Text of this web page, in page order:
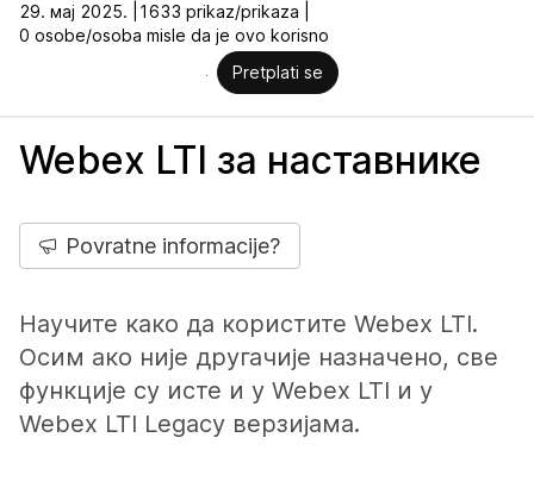
29. мај 2025. |
1633 prikaz/prikaza |
0 osobe/osoba misle da je ovo korisno
Pretplati se
Webex LTI за наставнике
Povratne informacije?
Научите како да користите Webex LTI.
Осим ако није другачије назначено, све
функције су исте и у Webex LTI и у
Webex LTI Legacy верзијама.